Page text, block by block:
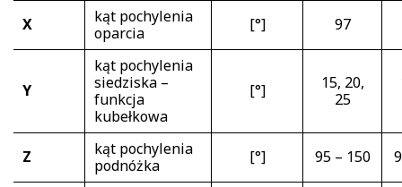
X
kąt pochylenia
oparcia
[°] 97
Y
kąt pochylenia
siedziska –
funkcja
kubełkowa
[°]
15, 20,
25
Z
kąt pochylenia
podnóżka
[°] 95 – 150